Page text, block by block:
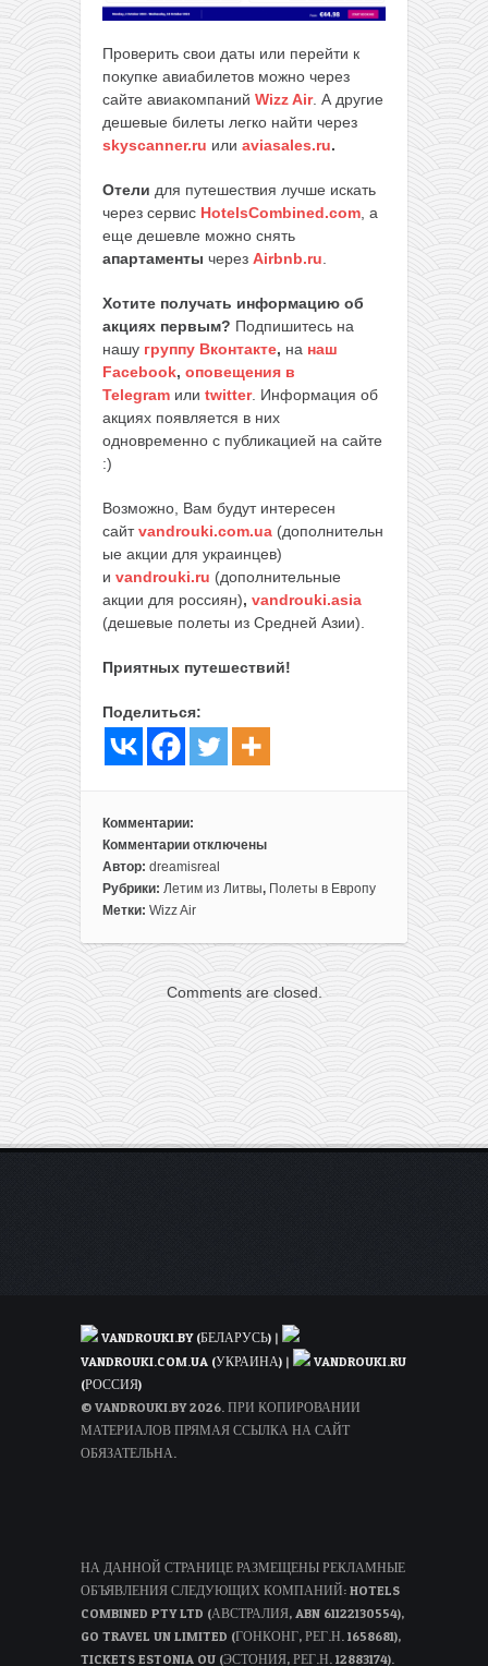
Проверить свои даты или перейти к
покупке авиабилетов можно через
сайте авиакомпаний Wizz Air. А другие
дешевые билеты легко найти через
skyscanner.ru или aviasales.ru.
Отели для путешествия лучше искать
через сервис HotelsCombined.com, а
еще дешевле можно снять
апартаменты через Airbnb.ru.
Хотите получать информацию об
акциях первым? Подпишитесь на
нашу группу Вконтакте, на наш
Facebook, оповещения в
Telegram или twitter. Информация об
акциях появляется в них
одновременно с публикацией на сайте
:)
Возможно, Вам будут интересен
сайтvandrouki.com.ua (дополнительн
ые акции для украинцев)
и vandrouki.ru (дополнительные
акции для россиян), vandrouki.asia
(дешевые полеты из Средней Азии).
Приятных путешествий!
Поделиться:
Комментарии:
Комментарии
к
записи
Из
море
в
Хорватию
всего
сторону
отключены
Автор: dreamisreal
Рубрики: Летим из Литвы, Полеты в Европу
Метки: Wizz Air
Comments are closed.
VANDROUKI.BY (БЕЛАРУСЬ) |
VANDROUKI.COM.UA (УКРАИНА) |
VANDROUKI.RU
(РОССИЯ)
© VANDROUKI.BY 2026. ПРИ КОПИРОВАНИИ
МАТЕРИАЛОВ ПРЯМАЯ ССЫЛКА НА САЙТ
ОБЯЗАТЕЛЬНА.
НА ДАННОЙ СТРАНИЦЕ РАЗМЕЩЕНЫ РЕКЛАМНЫЕ
ОБЪЯВЛЕНИЯ СЛЕДУЮЩИХ КОМПАНИЙ: HOTELS
COMBINED PTY LTD (АВСТРАЛИЯ, ABN 61122130554),
GO TRAVEL UN LIMITED (ГОНКОНГ, РЕГ.Н. 1658681),
TICKETS ESTONIA OU (ЭСТОНИЯ, РЕГ.Н. 12883174).